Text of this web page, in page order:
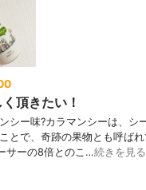
頂きたい！
シー味?カラマンシーは、シ
とで、奇跡の果物とも呼ば
サーの8倍とのこ…続きを見る